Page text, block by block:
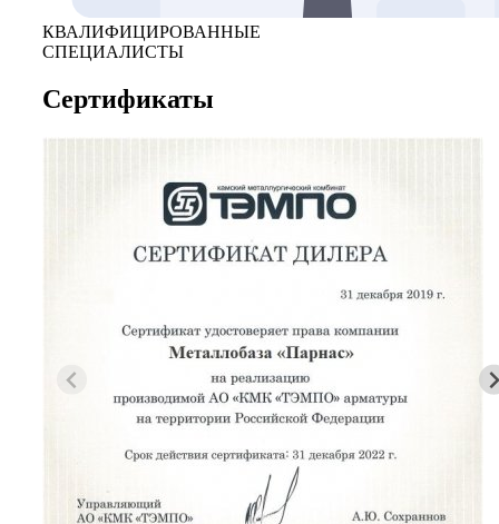
КВАЛИФИЦИРОВАННЫЕ
СПЕЦИАЛИСТЫ
Сертификаты